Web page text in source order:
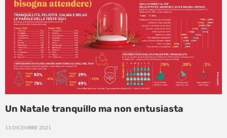
Un Natale tranquillo ma non entusiasta
13 DICEMBRE 2021